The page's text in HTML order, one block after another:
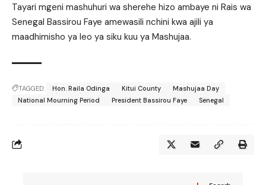
Tayari mgeni mashuhuri wa sherehe hizo ambaye ni Rais wa
Senegal Bassirou Faye amewasili nchini kwa ajili ya
maadhimisho ya leo ya siku kuu ya Mashujaa.
TAGGED: Hon. Raila Odinga Kitui County
Mashujaa Day
National Mourning Period
President Bassirou Faye Senegal